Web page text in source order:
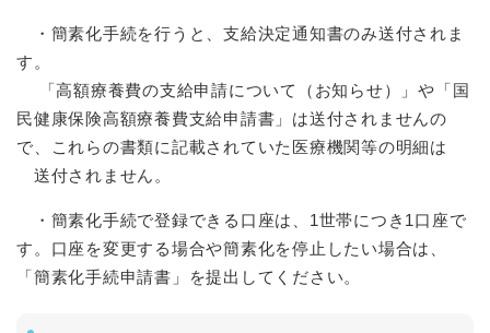
・簡素化手続を行うと、支給決定通知書のみ送付されま
す。
「高額療養費の支給申請について（お知らせ）」や「国
民健康保険高額療養費支給申請書」は送付されませんの
で、これらの書類に記載されていた医療機関等の明細は
送付されません。
・簡素化手続で登録できる口座は、1世帯につき1口座で
す。口座を変更する場合や簡素化を停止したい場合は、
「簡素化手続申請書」を提出してください。